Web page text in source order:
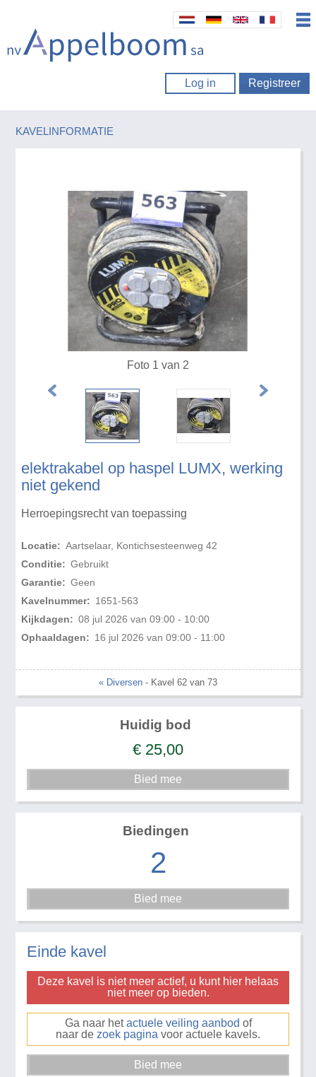
Log in Registreer
KAVELINFORMATIE
elektrakabel op haspel LUMX, werking
niet gekend
Herroepingsrecht van toepassing
Locatie: Aartselaar, Kontichsesteenweg 42
Conditie: Gebruikt
Garantie: Geen
Kavelnummer: 1651-563
Kijkdagen: 08 jul 2026 van 09:00 - 10:00
Ophaaldagen: 16 jul 2026 van 09:00 - 11:00
Foto 1 van 2
« Diversen - Kavel 62 van 73
Huidig bod
€ 25,00
Biedingen
2
Einde kavel
Deze kavel is niet meer actief, u kunt hier helaas
niet meer op bieden.
Ga naar hetactuele veiling aanbod of
naar de zoek pagina voor actuele kavels.